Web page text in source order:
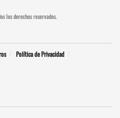
los derechos reservados.
Política de Privacidad